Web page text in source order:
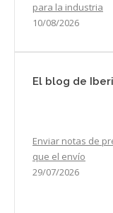
para la industria
10/08/2026
El blog de
Enviar notas de
que el envío
29/07/2026